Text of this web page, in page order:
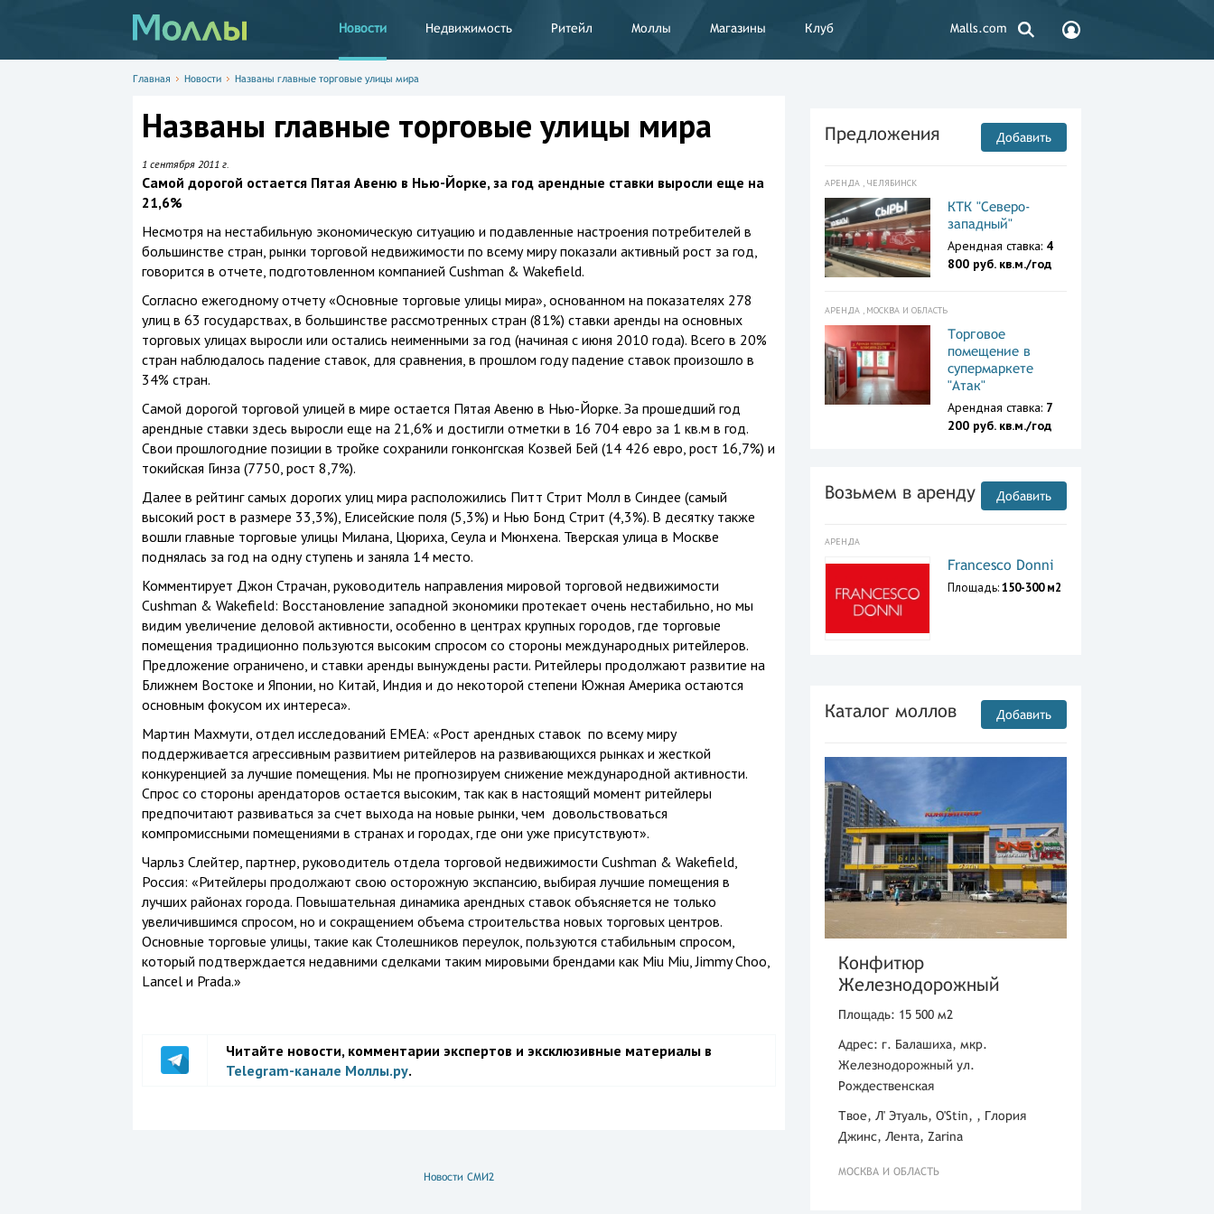
Новости Недвижимость Ритейл Моллы Магазины Клуб Malls.com
Главная Новости Названы главные торговые улицы мира
Названы главные торговые улицы мира
1 сентября 2011 г.
Самой дорогой остается Пятая Авеню в Нью-Йорке, за год арендные ставки выросли еще на
21,6%
Несмотря на нестабильную экономическую ситуацию и подавленные настроения потребителей в
большинстве стран, рынки торговой недвижимости по всему миру показали активный рост за год,
говорится в отчете, подготовленном компанией Cushman & Wakefield.
Согласно ежегодному отчету «Основные торговые улицы мира», основанном на показателях 278
улиц в 63 государствах, в большинстве рассмотренных стран (81%) ставки аренды на основных
торговых улицах выросли или остались неименными за год (начиная с июня 2010 года). Всего в 20%
стран наблюдалось падение ставок, для сравнения, в прошлом году падение ставок произошло в
34% стран.
Самой дорогой торговой улицей в мире остается Пятая Авеню в Нью-Йорке. За прошедший год
арендные ставки здесь выросли еще на 21,6% и достигли отметки в 16 704 евро за 1 кв.м в год.
Свои прошлогодние позиции в тройке сохранили гонконгская Козвей Бей (14 426 евро, рост 16,7%) и
токийская Гинза (7750, рост 8,7%).
Далее в рейтинг самых дорогих улиц мира расположились Питт Стрит Молл в Синдее (самый
высокий рост в размере 33,3%), Елисейские поля (5,3%) и Нью Бонд Стрит (4,3%). В десятку также
вошли главные торговые улицы Милана, Цюриха, Сеула и Мюнхена. Тверская улица в Москве
поднялась за год на одну ступень и заняла 14 место.
Комментирует Джон Страчан, руководитель направления мировой торговой недвижимости
Cushman & Wakefield: Восстановление западной экономики протекает очень нестабильно, но мы
видим увеличение деловой активности, особенно в центрах крупных городов, где торговые
помещения традиционно пользуются высоким спросом со стороны международных ритейлеров.
Предложение ограничено, и ставки аренды вынуждены расти. Ритейлеры продолжают развитие на
Ближнем Востоке и Японии, но Китай, Индия и до некоторой степени Южная Америка остаются
основным фокусом их интереса».
Мартин Махмути, отдел исследований EMEA: «Рост арендных ставок по всему миру
поддерживается агрессивным развитием ритейлеров на развивающихся рынках и жесткой
конкуренцией за лучшие помещения. Мы не прогнозируем снижение международной активности.
Спрос со стороны арендаторов остается высоким, так как в настоящий момент ритейлеры
предпочитают развиваться за счет выхода на новые рынки, чем довольствоваться
компромиссными помещениями в странах и городах, где они уже присутствуют».
Чарльз Слейтер, партнер, руководитель отдела торговой недвижимости Cushman & Wakefield,
Россия: «Ритейлеры продолжают свою осторожную экспансию, выбирая лучшие помещения в
лучших районах города. Повышательная динамика арендных ставок объясняется не только
увеличившимся спросом, но и сокращением объема строительства новых торговых центров.
Основные торговые улицы, такие как Столешников переулок, пользуются стабильным спросом,
который подтверждается недавними сделками таким мировыми брендами как Miu Miu, Jimmy Choo,
Lancel и Prada.»
Читайте новости, комментарии экспертов и эксклюзивные материалы в
Telegram-канале Моллы.ру.
Новости СМИ2
Предложения Добавить
АРЕНДА , ЧЕЛЯБИНСК
КТК "Северо-
западный"
Арендная ставка: 4
800 руб. кв.м./год
АРЕНДА , МОСКВА И ОБЛАСТЬ
Торговое
помещение в
супермаркете
"Атак"
Арендная ставка: 7
200 руб. кв.м./год
Возьмем в аренду Добавить
АРЕНДА
Francesco Donni
Площадь:150-300 м2
Каталог моллов Добавить
Конфитюр
Железнодорожный
Площадь: 15 500 м2
Адрес: г. Балашиха, мкр.
Железнодорожный ул.
Рождественская
Твое, Л' Этуаль, O'Stin, , Глория
Джинс, Лента, Zarina
МОСКВА И ОБЛАСТЬ